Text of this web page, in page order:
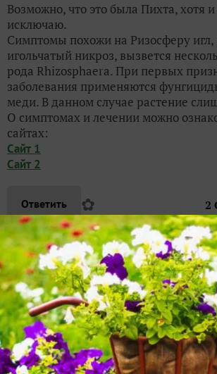
Возможно, что это была Пихта, хотя
исключаю.
Симптомы похожи на Ризосферу
игольчатый никроз, вызвется
рода Rhizosphaera. При первых
заболевания применяются
меди. В данном случае растение
О симптомах и лечении можно
сайтах:
Сайт 1
Сайт 2
Ответить ✿ 2
user_40222
24 февраля 2025, 09:08
Добрый день. Подарили как
еще зеленый. Хочу снять,
Будет расти заново, если выживет.
В какое время можно обработать
Ответить